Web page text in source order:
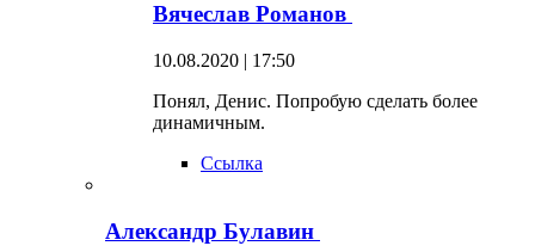
Вячеслав Романов
10.08.2020 | 17:50
Понял, Денис. Попробую сделать более
динамичным.
Ссылка
Александр Булавин